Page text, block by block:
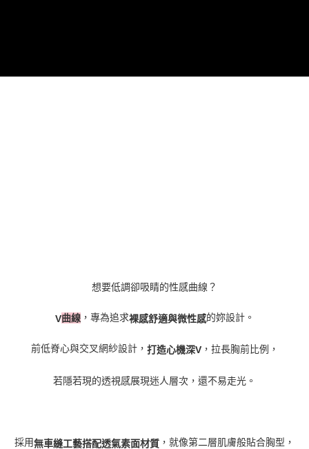
想要低調卻吸睛的性感曲線？
V曲線，專為追求裸感舒適與微性感的妳設計。
前低脊心與交叉網紗設計， 打造心機深V，拉長胸前比例，
若隱若現的透視感展現迷人層次，還不易走光。
採用無車縫工藝搭配透氣素面材質 ，就像第二層肌膚般貼合胸型，